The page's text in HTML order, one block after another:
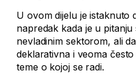
U ovom dijelu je istaknuto
napredak kada je u pitanju
nevladinim sektorom, ali
deklarativna i veoma
teme o kojoj se radi.